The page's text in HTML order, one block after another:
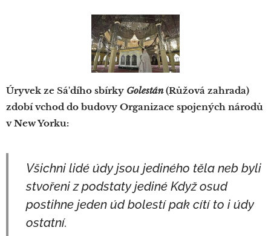
Úryvek ze Sá'dího sbírky Golestán(Růžová zahrada)
zdobí vchod do budovy Organizace spojených národů
v New Yorku:
Všichni lidé údy jsou jediného těla neb byli
stvořeni z podstaty jediné Když osud
postihne jeden úd bolestí pak cítí to i údy
ostatní.